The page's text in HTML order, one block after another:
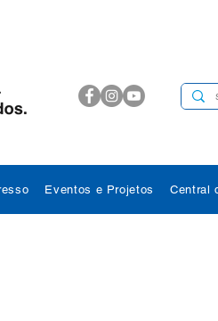
Eventos e Projetos Central